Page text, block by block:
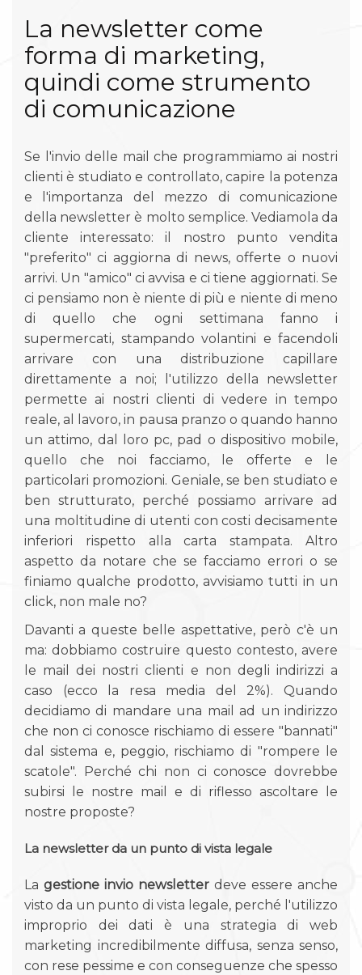
La newsletter come
forma di marketing,
quindi come strumento
di comunicazione
Se l'invio delle mail che programmiamo ai nostri
clienti è studiato e controllato, capire la potenza
e l'importanza del mezzo di comunicazione
della newsletter è molto semplice. Vediamola da
cliente interessato: il nostro punto vendita
"preferito" ci aggiorna di news, offerte o nuovi
arrivi. Un "amico" ci avvisa e ci tiene aggiornati. Se
ci pensiamo non è niente di più e niente di meno
di quello che ogni settimana fanno i
supermercati, stampando volantini e facendoli
arrivare con una distribuzione capillare
direttamente a noi; l'utilizzo della newsletter
permette ai nostri clienti di vedere in tempo
reale, al lavoro, in pausa pranzo o quando hanno
un attimo, dal loro pc, pad o dispositivo mobile,
quello che noi facciamo, le offerte e le
particolari promozioni. Geniale, se ben studiato e
ben strutturato, perché possiamo arrivare ad
una moltitudine di utenti con costi decisamente
inferiori rispetto alla carta stampata. Altro
aspetto da notare che se facciamo errori o se
finiamo qualche prodotto, avvisiamo tutti in un
click, non male no?
Davanti a queste belle aspettative, però c'è un
ma: dobbiamo costruire questo contesto, avere
le mail dei nostri clienti e non degli indirizzi a
caso (ecco la resa media del 2%). Quando
decidiamo di mandare una mail ad un indirizzo
che non ci conosce rischiamo di essere "bannati"
dal sistema e, peggio, rischiamo di "rompere le
scatole". Perché chi non ci conosce dovrebbe
subirsi le nostre mail e di riflesso ascoltare le
nostre proposte?
La newsletter da un punto di vista legale
La gestione invio newsletter deve essere anche
visto da un punto di vista legale, perché l'utilizzo
improprio dei dati è una strategia di web
marketing incredibilmente diffusa, senza senso,
con rese pessime e con conseguenze che spesso